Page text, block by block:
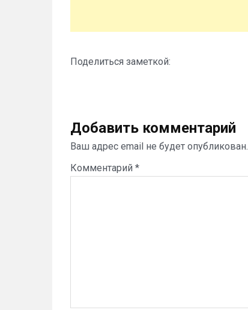
Поделиться заметкой:
Добавить комментарий
Ваш адрес email не будет опубликован.
Комментарий *